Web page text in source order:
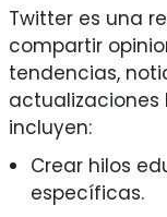
Twitter es una
compartir
tendencias,
actualizaciones
incluyen:
Crear hilos
específicas.